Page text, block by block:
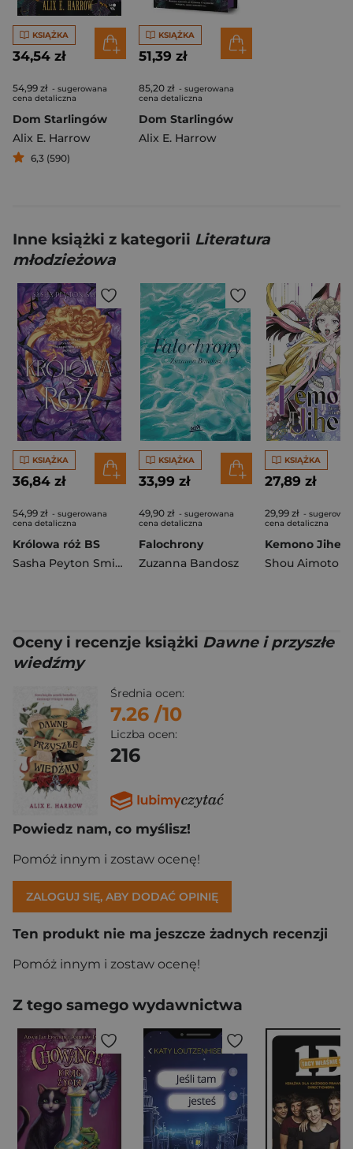
KSIĄŻKA
34,54 zł
54,99 zł - sugerowana
cena detaliczna
Dom Starlingów
Alix E. Harrow
6,3 (590)
KSIĄŻKA
51,39 zł
85,20 zł - sugerowana
cena detaliczna
Dom Starlingów
Alix E. Harrow
Inne książki z kategorii Literatura
młodzieżowa
KSIĄŻKA
36,84 zł
54,99 zł - sugerowana
cena detaliczna
Królowa róż BS
Sasha Peyton Smith
KSIĄŻKA
33,99 zł
49,90 zł - sugerowana
cena detaliczna
Falochrony
Zuzanna Bandosz
KSIĄŻKA
27,89 zł
29,99 zł -
cena detaliczna
Shou Aimoto
Oceny i recenzje książki Dawne i przyszłe
wiedźmy
Średnia ocen:
7.26 /10
Liczba ocen:
216
Powiedz nam, co myślisz!
Pomóż innym i zostaw ocenę!
ZALOGUJ SIĘ, ABY DODAĆ OPINIĘ
Ten produkt nie ma jeszcze żadnych recenzji
Pomóż innym i zostaw ocenę!
Z tego samego wydawnictwa